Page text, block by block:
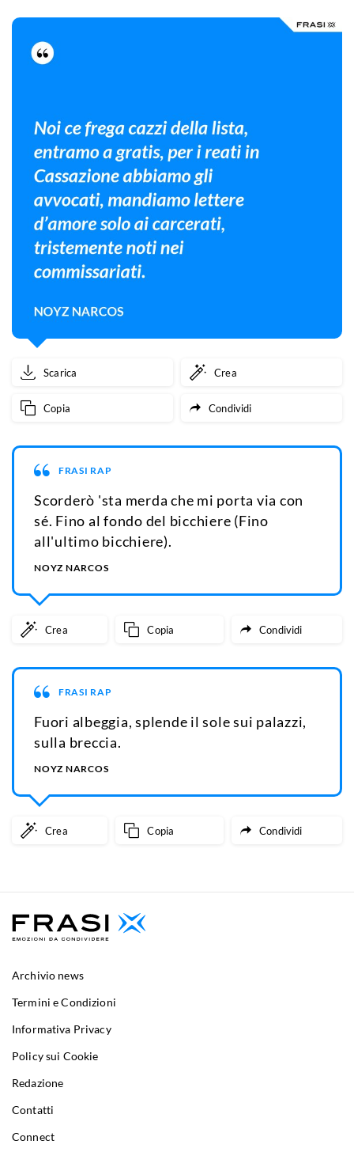
Scarica Crea
Copia Condividi
FRASI RAP
Scorderò 'sta merda che mi porta via con
sé. Fino al fondo del bicchiere (Fino
all'ultimo bicchiere).
NOYZ NARCOS
Crea Copia Condividi
FRASI RAP
Fuori albeggia, splende il sole sui palazzi,
sulla breccia.
NOYZ NARCOS
Crea Copia Condividi
Archivio news
Termini e Condizioni
Informativa Privacy
Policy sui Cookie
Redazione
Contatti
Connect